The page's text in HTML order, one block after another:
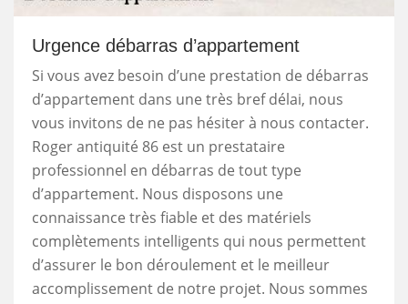
Urgence débarras d’appartement
Si vous avez besoin d’une prestation de débarras
d’appartement dans une très bref délai, nous
vous invitons de ne pas hésiter à nous contacter.
Roger antiquité 86 est un prestataire
professionnel en débarras de tout type
d’appartement. Nous disposons une
connaissance très fiable et des matériels
complètements intelligents qui nous permettent
d’assurer le bon déroulement et le meilleur
accomplissement de notre projet. Nous sommes